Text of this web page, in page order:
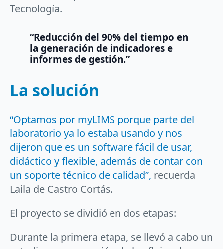
Tecnología.
“Reducción del 90% del tiempo en
la generación de indicadores e
informes de gestión.”
La solución
“Optamos por myLIMS porque parte del
laboratorio ya lo estaba usando y nos
dijeron que es un software fácil de usar,
didáctico y flexible, además de contar con
un soporte técnico de calidad”, recuerda
Laila de Castro Cortás.
El proyecto se dividió en dos etapas:
Durante la primera etapa, se llevó a cabo un